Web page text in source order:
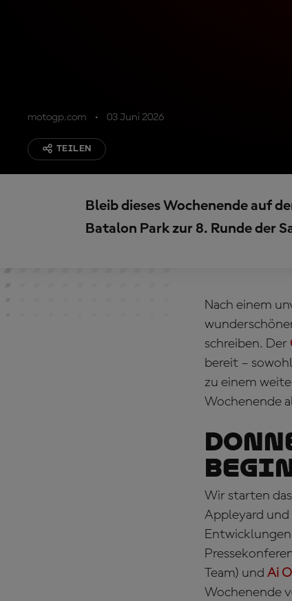
motogp.com 03 Juni 2026
TEILEN
Bleib dieses Wochenende auf
Batalon Park zur 8. Runde der
Nach einem
schreiben. Der
bereit –
zu einem
Wochenende
Wir starten
Appleyard und
Team) und Ai
Wochenende